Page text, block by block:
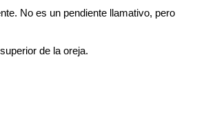
No es un pendiente llamativo, pero
de la oreja.